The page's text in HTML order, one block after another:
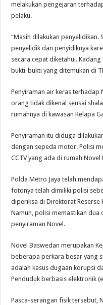
melakukan pengejaran
pelaku.
“Masih dilakukan penyelidikan.
penyelidik dan penyidiknya
secara cepat diketahui.
bukti-bukti yang ditemukan di
Penyiraman air keras terhadap
orang tidak dikenal seusai
rumahnya di kawasan Kelapa
Penyiraman itu diduga
dengan sepeda motor. Polisi
CCTV yang ada di rumah
Polda Metro Jaya telah
fotonya telah dimiliki polisi
diperiksa di Direktorat Reserse
Namun, polisi memastikan
penyiraman Novel.
Novel Baswedan merupakan
beberapa perkara besar yang
adalah kasus dugaan korupsi
Penduduk berbasis elektronik
Pasca-serangan fisik tersebut,